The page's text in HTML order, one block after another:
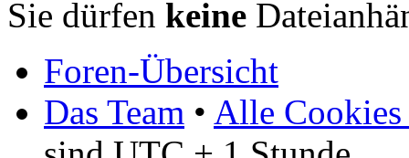
Sie dürfen keine
Foren-Übersicht
Das Team • Alle Cookies